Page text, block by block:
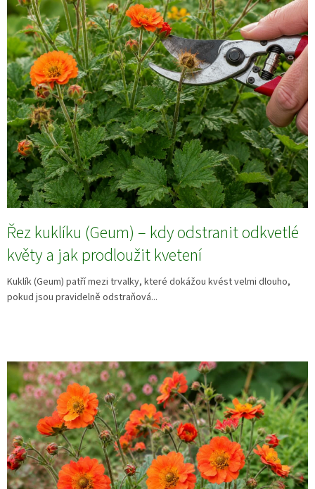
Řez kuklíku (Geum) – kdy odstranit odkvetlé
květy a jak prodloužit kvetení
Kuklík (Geum) patří mezi trvalky, které dokážou kvést velmi dlouho,
pokud jsou pravidelně odstraňová...